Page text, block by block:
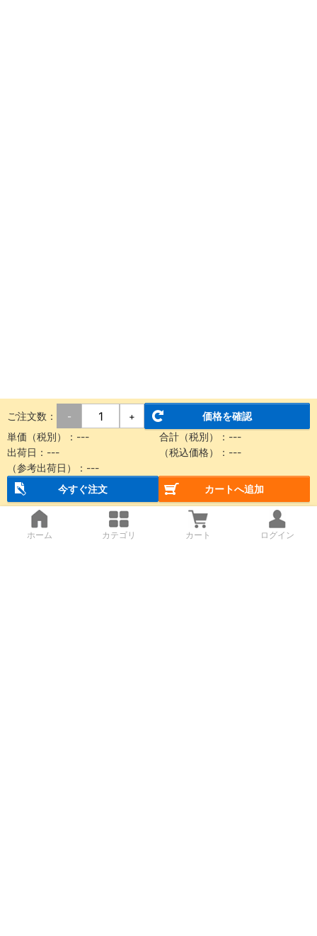
ご注文数： - +
価格を確認
単価（税別）： --- 合計（税別）： ---
出荷日： --- （税込価格）： ---
（参考出荷日）： ---
今すぐ注文
カートへ追加
ホーム カテゴリ カート ログイン